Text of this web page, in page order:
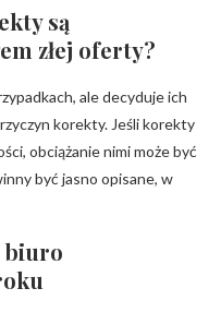
są
złej oferty?
ale decyduje ich
korekty. Jeśli korekty
obciążanie nimi może być
być jasno opisane, w
biuro